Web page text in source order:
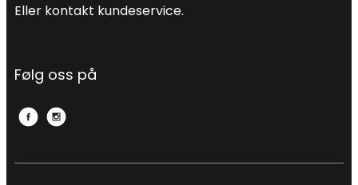
Eller kontakt kundeservice.
Følg oss på